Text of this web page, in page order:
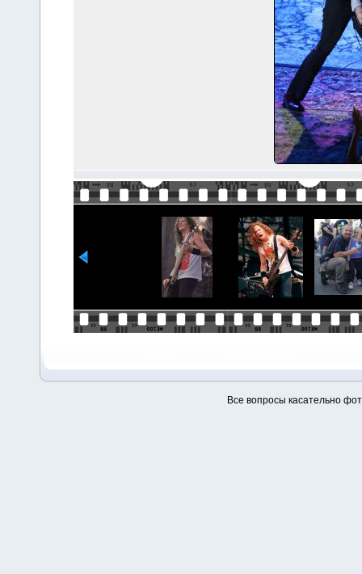
Все вопросы касательно